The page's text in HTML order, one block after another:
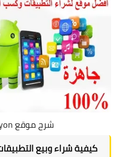
شرح موقع Codecanyon
كيفية شراء وبيع